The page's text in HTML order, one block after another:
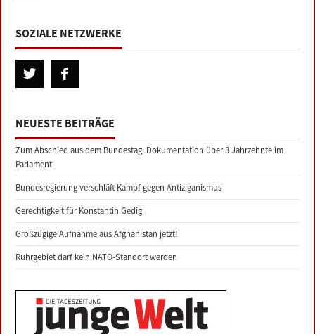
SOZIALE NETZWERKE
NEUESTE BEITRÄGE
Zum Abschied aus dem Bundestag: Dokumentation über 3 Jahrzehnte im
Parlament
Bundesregierung verschläft Kampf gegen Antiziganismus
Gerechtigkeit für Konstantin Gedig
Großzügige Aufnahme aus Afghanistan jetzt!
Ruhrgebiet darf kein NATO-Standort werden